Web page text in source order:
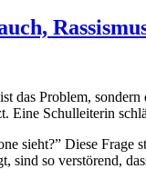
das Problem,
Eine Schulleiterin
sieht?” Diese
sind so verstörend,